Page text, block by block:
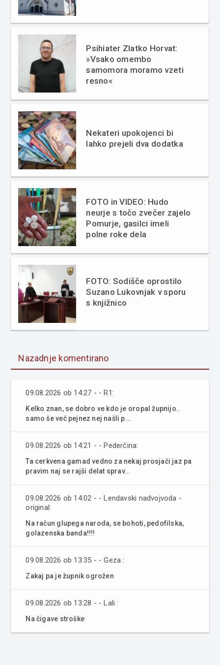
Psihiater Zlatko Horvat:
»Vsako omembo
samomora moramo vzeti
resno«
Nekateri upokojenci bi
lahko prejeli dva dodatka
FOTO in VIDEO: Hudo
neurje s točo zvečer zajelo
Pomurje, gasilci imeli
polne roke dela
FOTO: Sodišče oprostilo
Suzano Lukovnjak v sporu
s knjižnico
Nazadnje komentirano
09.08.2026 ob 14:27 - - R1:
Kelko znan, se dobro ve kdo je oropal župnijo..
samo še več pejnez nej našli p...
09.08.2026 ob 14:21 - - Pederčina:
Ta cerkvena gamad vedno za nekaj prosjači jaz pa
pravim naj se rajši delat sprav...
09.08.2026 ob 14:02 - - Lendavski nadvojvoda -
original:
Na račun glupega naroda, se bohoti, pedofilska,
golazenska banda!!!!
09.08.2026 ob 13:35 - - Geza :
Zakaj pa je župnik ogrožen
09.08.2026 ob 13:28 - - Lali :
Na čigave stroške